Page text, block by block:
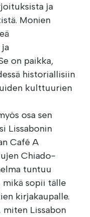
ja
Monien
on paikka,
historiallisiin
kulttuurien
osa sen
Lissabonin
Café A
Chiado-
tuntuu
mikä sopii tälle
kirjakaupalle.
miten Lissabon